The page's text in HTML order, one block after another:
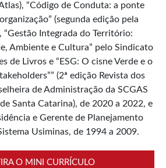
“Código de Conduta: a ponte
(segunda edição pela
“Gestão Integrada do Território:
Ambiente e Cultura” pelo Sindicato
de Livros e “ESG: O cisne Verde e o
(2ª edição Revista dos
de Administração da SCGAS
Santa Catarina), de 2020 a 2022, e
e Gerente de Planejamento
Usiminas, de 1994 a 2009.
O MINI CURRÍCULO